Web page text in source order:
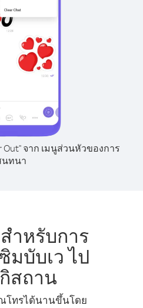
Out" จาก เมนูส่วนหัวของการ
นทนา
ำหรับการ
มบับเว ไป
สถาน
โทรได้นานขึ้นโดย